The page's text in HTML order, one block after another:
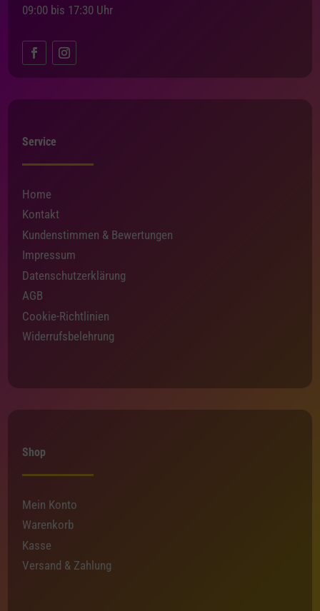
09:00 bis 17:30 Uhr
Service
Home
Kontakt
Kundenstimmen & Bewertungen
Impressum
Datenschutzerklärung
AGB
Cookie-Richtlinien
Widerrufsbelehrung
Shop
Mein Konto
Warenkorb
Kasse
Versand & Zahlung